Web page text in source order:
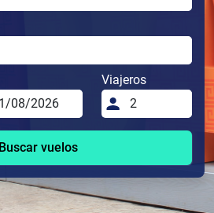
Viajeros
Buscar vuelos